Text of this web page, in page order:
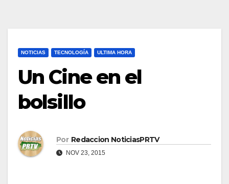
NOTICIAS TECNOLOGÍA ULTIMA HORA
Un Cine en el
bolsillo
Por Redaccion NoticiasPRTV
NOV 23, 2015